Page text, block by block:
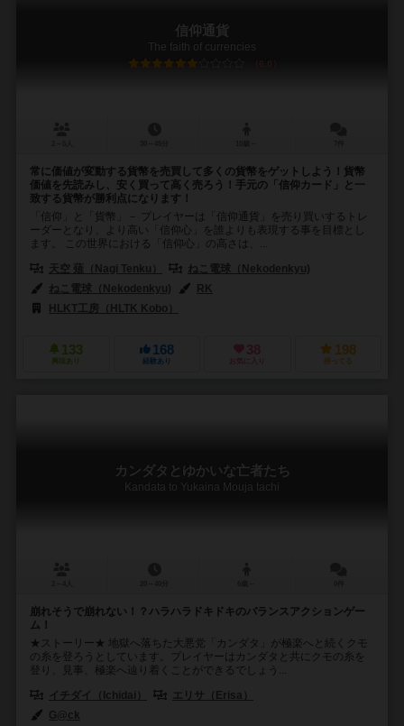
信仰通貨
The faith of currencies
6.0
常に価値が変動する貨幣を売買して多くの貨幣をゲットしよう！貨幣
価値を先読みし、安く買って高く売ろう！手元の「信仰カード」と一
致する貨幣が勝利点になります！
「信仰」と「貨幣」－ プレイヤーは「信仰通貨」を売り買いするトレ
ーダーとなり、より高い「信仰心」を誰よりも表現する事を目標とし
ます。 この世界における「信仰心」の高さは、...
天空 薙（Nagi Tenku）
ねこ電球（Nekodenkyu)
ねこ電球（Nekodenkyu)
RK
HLKT工房（HLTK Kobo）
133
興味あり
168
経験あり
38
お気に入り
198
持ってる
カンダタとゆかいな亡者たち
Kandata to Yukaina Mouja tachi
崩れそうで崩れない！？ハラハラドキドキのバランスアクションゲー
ム！
★ストーリー★ 地獄へ落ちた大悪党「カンダタ」が極楽へと続くクモ
の糸を登ろうとしています。プレイヤーはカンダタと共にクモの糸を
登り、見事、極楽へ辿り着くことができるでしょう...
イチダイ（Ichidai）
エリサ（Erisa）
G@ck